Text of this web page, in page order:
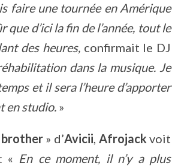
faire une tournée en Amérique
d’ici la fin de l’année, tout le
des heures, confirmait le DJ
dans la musique. Je
et il sera l’heure d’apporter
en studio. »
brother» d’Avicii, Afrojack voit
« En ce moment, il n’y a plus